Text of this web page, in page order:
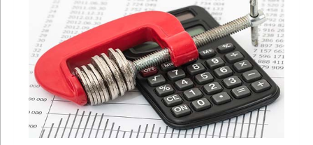
VieAsso
Infos
Divers
Abo Lettrasso